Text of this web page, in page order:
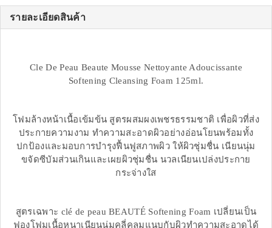
รายละเอียดสินค้า
Cle De Peau Beaute Mousse Nettoyante Adoucissante
Softening Cleansing Foam 125ml.
โฟมล้างหน้าเนื้อเข้มข้น สูตรผสมผงเพชรธรรมชาติ เพื่อผิวที่ส่ง
ประกายความงาม ทำความสะอาดผิวอย่างอ่อนโยนพร้อมทั้ง
ปกป้องและมอบการบำรุงฟื้นฟูสภาพผิว ให้ผิวชุ่มชื่น เนียนนุ่ม
ขจัดซีบัมส่วนเกินและเผยผิวชุ่มชื่น นวลเนียนเปล่งประกาย
กระจ่างใส
สูตรเฉพาะ clé de peau BEAUTÉ Softening Foam เปลี่ยนเป็น
ฟองโฟมเนื้อหนาเนียนนุ่มคลี่คลุมแนบกับผิวทำความสะอาดได้